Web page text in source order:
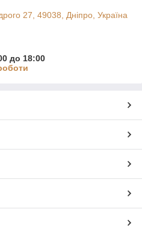
27, 49038, Дніпро, Україна
до 18:00